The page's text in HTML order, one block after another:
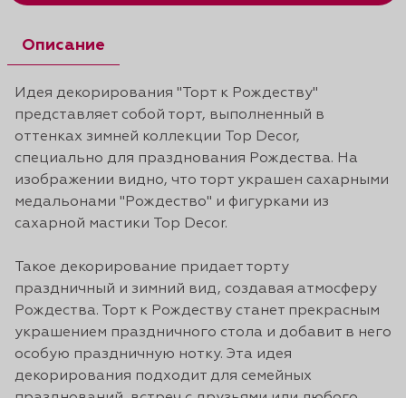
Описание
Идея декорирования "Торт к Рождеству"
представляет собой торт, выполненный в
оттенках зимней коллекции Top Decor,
специально для празднования Рождества. На
изображении видно, что торт украшен сахарными
медальонами "Рождество" и фигурками из
сахарной мастики Top Decor.
Такое декорирование придает торту
праздничный и зимний вид, создавая атмосферу
Рождества. Торт к Рождеству станет прекрасным
украшением праздничного стола и добавит в него
особую праздничную нотку. Эта идея
декорирования подходит для семейных